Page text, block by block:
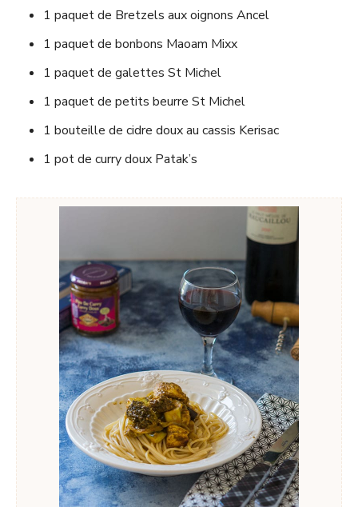
1 paquet de Bretzels aux oignons Ancel
1 paquet de bonbons Maoam Mixx
1 paquet de galettes St Michel
1 paquet de petits beurre St Michel
1 bouteille de cidre doux au cassis Kerisac
1 pot de curry doux Patak’s